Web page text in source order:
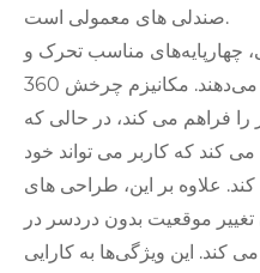
صندلی های معمولی است.
چهارپایه‌های مناسب تحرک و
انعطاف‌پذیری را در اولویت قرار می‌دهند. مکانیزم چرخش 360
فراهم می کند، در حالی که
کند که کاربر می تواند خود
علاوه بر این، طراحی های
موقعیت بدون دردسر در
کند. این ویژگی‌ها به کارایی